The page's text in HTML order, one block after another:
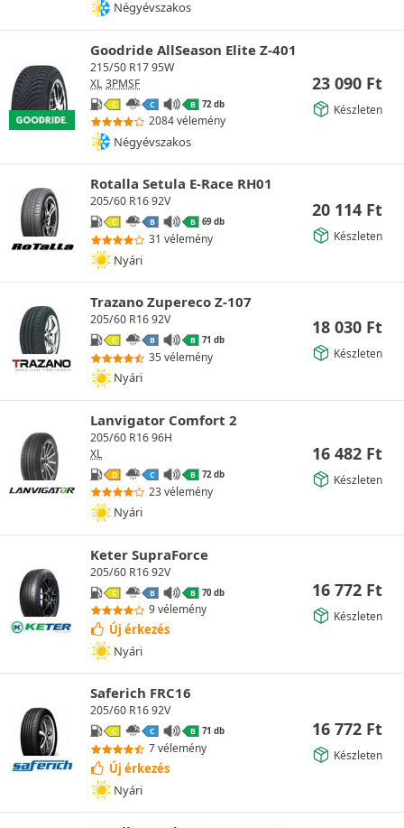
Négyévszakos
Goodride AllSeason Elite Z-401
215/50 R17 95W
XL 3PMSF
C C B 72 db
2084 vélemény
Négyévszakos
23 090 Ft
Készleten
Rotalla Setula E-Race RH01
205/60 R16 92V
C B B 69 db
31 vélemény
Nyári
20 114 Ft
Készleten
Trazano Zupereco Z-107
205/60 R16 92V
C B B 71 db
35 vélemény
Nyári
18 030 Ft
Készleten
Lanvigator Comfort 2
205/60 R16 96H
XL
D C B 72 db
23 vélemény
Nyári
16 482 Ft
Készleten
Keter SupraForce
205/60 R16 92V
C B B 70 db
9 vélemény
Új érkezés
Nyári
16 772 Ft
Készleten
Saferich FRC16
205/60 R16 92V
C C B 71 db
7 vélemény
Új érkezés
Nyári
16 772 Ft
Készleten